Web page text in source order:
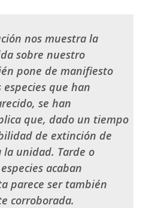
nos muestra la
sobre nuestro
pone de manifiesto
que han
se han
que, dado un tiempo
de extinción de
la unidad. Tarde o
acaban
parece ser también
corroborada.